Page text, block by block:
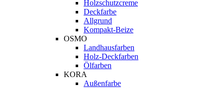
Holzschutzcreme
Deckfarbe
Allgrund
Kompakt-Beize
OSMO
Landhausfarben
Holz-Deckfarben
Ölfarben
KORA
Außenfarbe